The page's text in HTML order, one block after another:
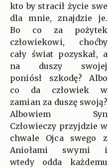
kto by stracił życie swe
dla mnie, znajdzie je.
Bo co za pożytek
człowiekowi, choćby
cały świat pozyskał, a
na duszy swojej
poniósł szkodę? Albo
co da człowiek w
zamian za duszę swoją?
Albowiem Syn
Człowieczy przyjdzie w
chwale Ojca swego z
Aniołami swymi i
wtedy odda każdemu